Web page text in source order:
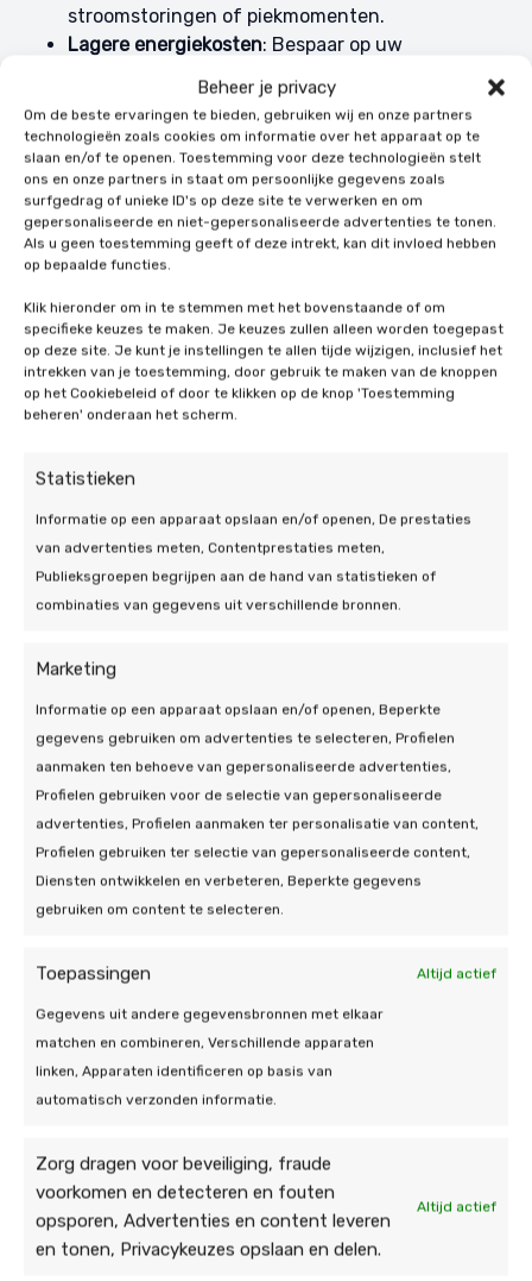
Beheer je privacy
Om de beste ervaringen te bieden, gebruiken wij en onze partners
technologieën zoals cookies om informatie over het apparaat op te
slaan en/of te openen. Toestemming voor deze technologieën stelt
ons en onze partners in staat om persoonlijke gegevens zoals
surfgedrag of unieke ID's op deze site te verwerken en om
gepersonaliseerde en niet-gepersonaliseerde advertenties te tonen.
Als u geen toestemming geeft of deze intrekt, kan dit invloed hebben
op bepaalde functies.
Klik hieronder om in te stemmen met het bovenstaande of om
specifieke keuzes te maken. Je keuzes zullen alleen worden toegepast
op deze site. Je kunt je instellingen te allen tijde wijzigen, inclusief het
intrekken van je toestemming, door gebruik te maken van de knoppen
op het Cookiebeleid of door te klikken op de knop 'Toestemming
beheren' onderaan het scherm.
Statistieken
Informatie op een apparaat opslaan en/of openen, De prestaties
van advertenties meten, Contentprestaties meten,
Publieksgroepen begrijpen aan de hand van statistieken of
combinaties van gegevens uit verschillende bronnen.
Marketing
Informatie op een apparaat opslaan en/of openen, Beperkte
gegevens gebruiken om advertenties te selecteren, Profielen
aanmaken ten behoeve van gepersonaliseerde advertenties,
Profielen gebruiken voor de selectie van gepersonaliseerde
advertenties, Profielen aanmaken ter personalisatie van content,
Profielen gebruiken ter selectie van gepersonaliseerde content,
Diensten ontwikkelen en verbeteren, Beperkte gegevens
gebruiken om content te selecteren.
Toepassingen Altijd actief
Gegevens uit andere gegevensbronnen met elkaar
matchen en combineren, Verschillende apparaten
linken, Apparaten identificeren op basis van
automatisch verzonden informatie.
Zorg dragen voor beveiliging, fraude
voorkomen en detecteren en fouten
opsporen, Advertenties en content leveren
en tonen, Privacykeuzes opslaan en delen.
Altijd actief
stroomstoringen of piekmomenten.
Lagere energiekosten: Bespaar op uw
nemen van uw energieleverancier.
Optimale benutting van zonne-energie: Sla
overtollige energie op voor later gebruik en
maximaliseer uw zelfvoorzienendheid.
Toekomstbestendigheid: Wees voorbereid op de
afbouw van de salderingsregeling en stijgende
energieprijzen.
Minder CO2-uitstoot: Verminder uw ecologische
voetafdruk door gebruik te maken van uw eigen
groene energie.
Financiële voordelen: Mogelijkheid om onder
bepaalde voorwaarden btw terug te vragen bij
aanschaf van een
thuisbatterij Nijmegen
Bij de aanschaf van een thuisbatterij in Nijmegen
zijn er verschillende belangrijke factoren om in
overweging te nemen. Ten eerste moet u de
capaciteit van de batterij afstemmen op uw
energiebehoefte: hoeveel energie verbruikt uw
huishouden gemiddeld, en hoeveel kunt u opslaan?
aanschafprijs met de verwachte besparingen om te
rendabel is.
Let daarnaast op de technologie en levensduur van
de batterij. Kies voor een model dat gebruik maakt
zijn betrouwbaarheid en lange levensduur.
Controleer of de batterij compatibel is met uw
bestaande zonnepanelensysteem en omvormer.
Vraag bovendien naar installatie- en